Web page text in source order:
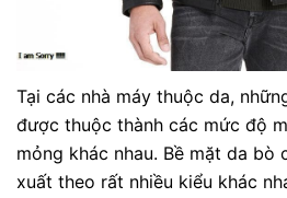
Tại các nhà máy thuộc da,
được thuộc thành các mức độ
mỏng khác nhau. Bề mặt da bò
xuất theo rất nhiều kiểu khác